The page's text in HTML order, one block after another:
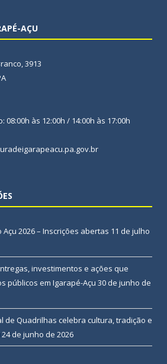
AÇU
3913
às 12:00h / 14:00h às 17:00h
2026 – Inscrições abertas 11 de julho
investimentos e ações que
públicos em Igarapé-Açu 30 de junho de
de Quadrilhas celebra cultura, tradição e
24 de junho de 2026